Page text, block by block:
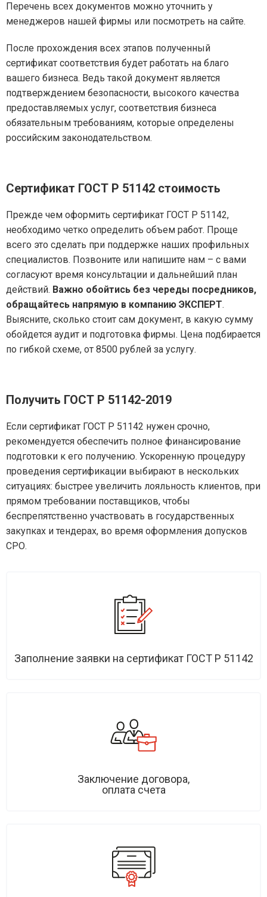
Перечень всех документов можно уточнить у
менеджеров нашей фирмы или посмотреть на сайте.
После прохождения всех этапов полученный
сертификат соответствия будет работать на благо
вашего бизнеса. Ведь такой документ является
подтверждением безопасности, высокого качества
предоставляемых услуг, соответствия бизнеса
обязательным требованиям, которые определены
российским законодательством.
Сертификат ГОСТ Р 51142 стоимость
Прежде чем оформить сертификат ГОСТ Р 51142,
необходимо четко определить объем работ. Проще
всего это сделать при поддержке наших профильных
специалистов. Позвоните или напишите нам – с вами
согласуют время консультации и дальнейший план
действий. Важно обойтись без череды посредников,
обращайтесь напрямую в компанию ЭКСПЕРТ.
Выясните, сколько стоит сам документ, в какую сумму
обойдется аудит и подготовка фирмы. Цена подбирается
по гибкой схеме, от 8500 рублей за услугу.
Получить ГОСТ Р 51142-2019
Если сертификат ГОСТ Р 51142 нужен срочно,
рекомендуется обеспечить полное финансирование
подготовки к его получению. Ускоренную процедуру
проведения сертификации выбирают в нескольких
ситуациях: быстрее увеличить лояльность клиентов, при
прямом требовании поставщиков, чтобы
беспрепятственно участвовать в государственных
закупках и тендерах, во время оформления допусков
СРО.
Заполнение заявки на сертификат ГОСТ Р 51142
Заключение договора,
оплата счета